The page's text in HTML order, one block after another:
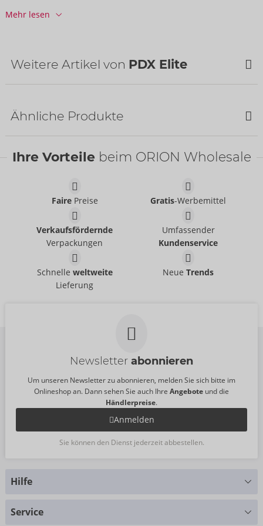
VE / Karton:
Zolltarifnummer: 90191090
Mehr lesen
Weitere Artikel von PDX Elite
Go-Go Booty LED
05483590000
ViewTube Plus
PDX Elite
55,00 €
Ähnliche Produkte
ViewTube Vac XXL
05482430000
ViewTube Plus
Ihre Vorteile beim ORION Wholesale
FairePreise Gratis-Werbemittel
Verkaufsfördernde
Verpackungen
Umfassender
Kundenservice
Schnelle weltweite
Lieferung
NeueTrends
Newsletter abonnieren
Um unseren Newsletter zu abonnieren, melden Sie sich bitte im
Onlineshop an. Dann sehen Sie auch Ihre Angebote und die
Händlerpreise.
Anmelden
Sie können den Dienst jederzeit abbestellen.
Hilfe
Service